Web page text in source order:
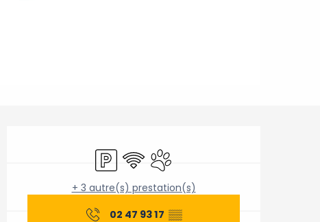
Ouverture et
ParkingWiFi Animaux acceptés
+ 3 autre(s) prestation(s)
02 47 93 17 ▒▒